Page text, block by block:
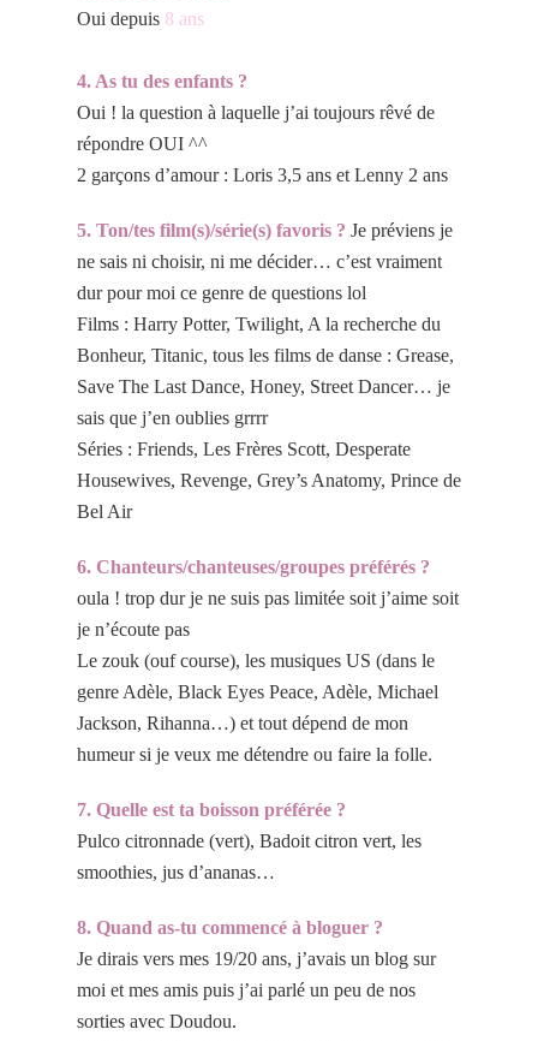
Oui depuis 8 ans
4. As tu des enfants ?
Oui ! la question à laquelle j’ai toujours rêvé de
répondre OUI ^^
2 garçons d’amour : Loris 3,5 ans et Lenny 2 ans
5. Ton/tes film(s)/série(s) favoris ? Je préviens je
ne sais ni choisir, ni me décider… c’est vraiment
dur pour moi ce genre de questions lol
Films : Harry Potter, Twilight, A la recherche du
Bonheur, Titanic, tous les films de danse : Grease,
Save The Last Dance, Honey, Street Dancer… je
sais que j’en oublies grrrr
Séries : Friends, Les Frères Scott, Desperate
Housewives, Revenge, Grey’s Anatomy, Prince de
Bel Air
6. Chanteurs/chanteuses/groupes préférés ?
oula ! trop dur je ne suis pas limitée soit j’aime soit
je n’écoute pas
Le zouk (ouf course), les musiques US (dans le
genre Adèle, Black Eyes Peace, Adèle, Michael
Jackson, Rihanna…) et tout dépend de mon
humeur si je veux me détendre ou faire la folle.
7. Quelle est ta boisson préférée ?
Pulco citronnade (vert), Badoit citron vert, les
smoothies, jus d’ananas…
8. Quand as-tu commencé à bloguer ?
Je dirais vers mes 19/20 ans, j’avais un blog sur
moi et mes amis puis j’ai parlé un peu de nos
sorties avec Doudou.